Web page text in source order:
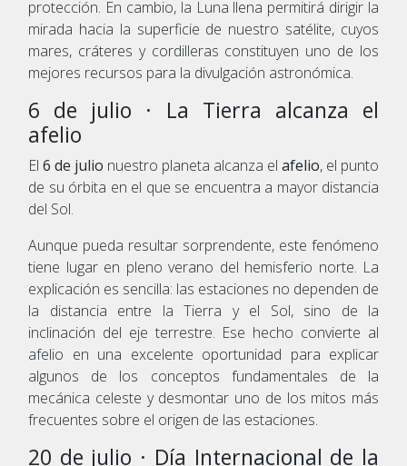
protección. En cambio, la Luna llena permitirá dirigir la
mirada hacia la superficie de nuestro satélite, cuyos
mares, cráteres y cordilleras constituyen uno de los
mejores recursos para la divulgación astronómica.
6 de julio · La Tierra alcanza el
afelio
El 6 de julio nuestro planeta alcanza el afelio, el punto
de su órbita en el que se encuentra a mayor distancia
del Sol.
Aunque pueda resultar sorprendente, este fenómeno
tiene lugar en pleno verano del hemisferio norte. La
explicación es sencilla: las estaciones no dependen de
la distancia entre la Tierra y el Sol, sino de la
inclinación del eje terrestre. Ese hecho convierte al
afelio en una excelente oportunidad para explicar
algunos de los conceptos fundamentales de la
mecánica celeste y desmontar uno de los mitos más
frecuentes sobre el origen de las estaciones.
20 de julio · Día Internacional de la